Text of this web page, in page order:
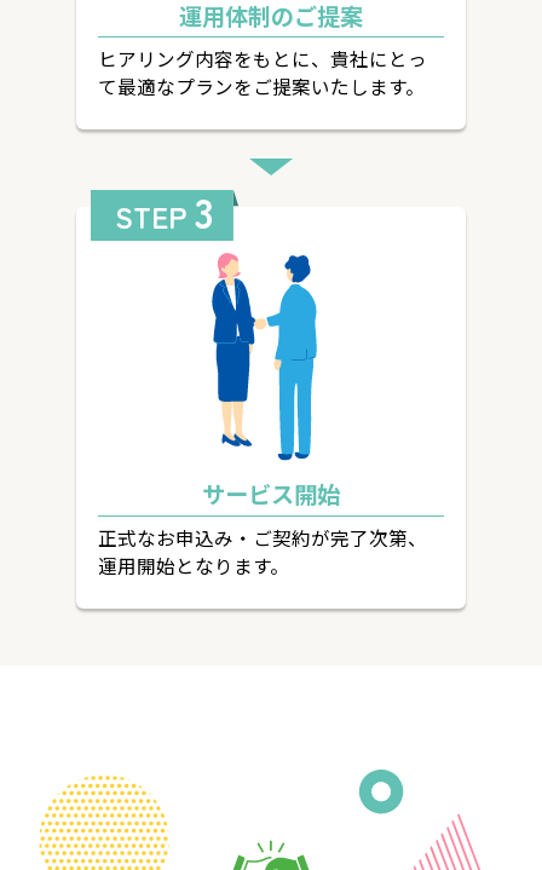
運用体制のご提案
ヒアリング内容をもとに、貴社にとっ
て最適なプランをご提案いたします。
STEP 3
サービス開始
正式なお申込み・ご契約が完了次第、
運用開始となります。